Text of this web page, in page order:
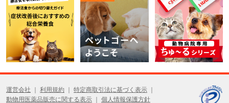
運営会社 利用規約
特定商取引法に基づく表示
動物用医薬品販売に関する表示
個人情報保護方針